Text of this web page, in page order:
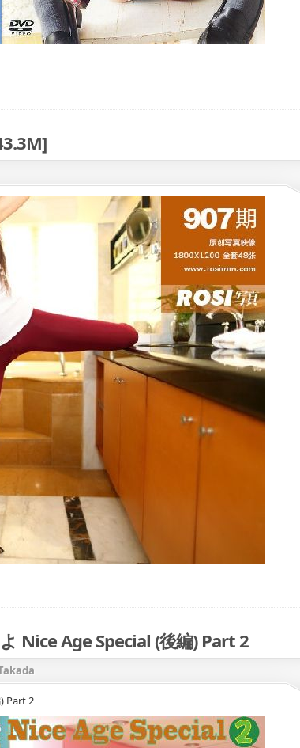
Nice Age Special (後編) Part 2
Part 2